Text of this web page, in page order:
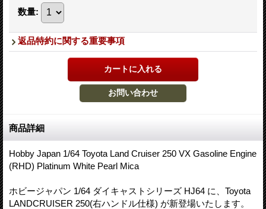
数量:
返品特約に関する重要事項
商品詳細
Hobby Japan 1/64 Toyota Land Cruiser 250 VX Gasoline Engine
(RHD) Platinum White Pearl Mica
ホビージャパン 1/64 ダイキャストシリーズ HJ64 に、Toyota
LANDCRUISER 250(右ハンドル仕様) が新登場いたします。